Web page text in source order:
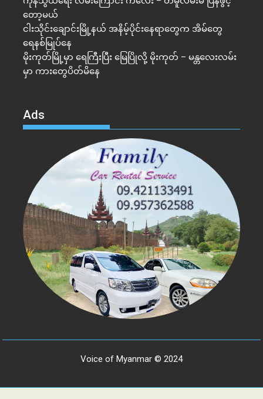
တော့မယ်
ငါးသိုင်းချောင်းမြို့နယ် အနိမ့်ပိုင်းနေရာတွေက အိမ်​တွေ
ရေနစ်မြုပ်နေ
မိုးကုတ်မြို့မှာ ရေကြီးပြီး မြေပြိုလို့ မိုးကုတ် – မန္တလေးလမ်း
မှာ ကားတွေပိတ်မိနေ
Ads
Voice of Myanmar © 2024